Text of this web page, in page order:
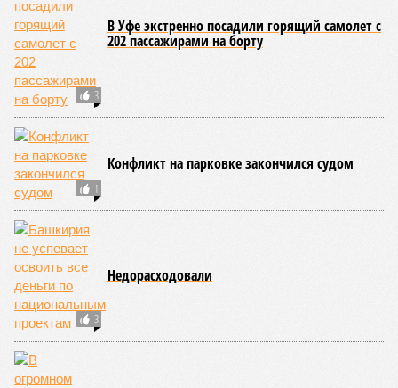
3
В Уфе экстренно посадили горящий самолет с
202 пассажирами на борту
1
Конфликт на парковке закончился судом
3
Недорасходовали